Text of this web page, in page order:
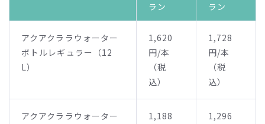
ラン
ラン
アクアクララウォーター
ボトルレギュラー（12
L）
1,620
円/本
（税
込）
1,728
円/本
（税
込）
アクアクララウォーター
1,188
1,296